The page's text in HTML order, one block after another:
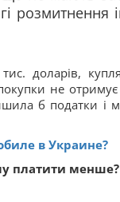
розмитнення
доларів,
не отримує
б податки і
в Украине?
платити менше?